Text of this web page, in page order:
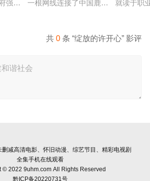
强行推广、使用由“中国准备银行”发行的
一根网线连接了中国鹿鸣村和英国牛
就读于职
共0 条 “绽放的许开心” 影评
删减高清电影、怀旧动漫、综艺节目、精彩电视剧
全集手机在线观看
© 2022 9uhm.com All Rights Reserved
黔ICP备20220731号